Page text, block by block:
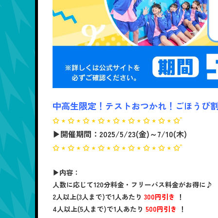
中高生限定！テストおつかれ！ごほうび
✩ ⋆ ✩ ⋆ ✩ ⋆ ✩ ⋆ ✩ ⋆ ✩ ⋆ ✩ ⋆ ✩ ⋆ ✩ﾟ
▶開催期間：2025/5/23(金)～7/10(木)
✩ ⋆ ✩ ⋆ ✩ ⋆ ✩ ⋆ ✩ ⋆ ✩ ⋆ ✩ ⋆ ✩ ⋆ ✩ﾟ
▶内容：
人数に応じて120分料金・フリーパス料金がお得に♪
2人以上(3人まで)で1人あたり 300円引き ！
4人以上(5人まで)で1人あたり 500円引き ！